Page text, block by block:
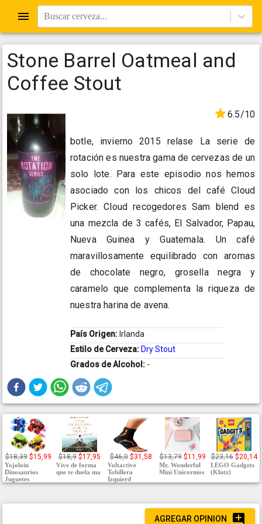
Buscar cerveza...
Stone Barrel Oatmeal and
Coffee Stout
6.5/10
botle, invierno 2015 relase La serie de
rotación es nuestra gama de cervezas de un
solo lote. Para este episodio nos hemos
asociado con los chicos del café Cloud
Picker. Cloud recogedores Sam blend es
una mezcla de 3 cafés, El Salvador, Papau,
Nueva Guinea y Guatemala. Un café
maravillosamente equilibrado con aromas
de chocolate negro, grosella negra y
caramelo que complementa la riqueza de
nuestra harina de avena.
País Origen: Irlanda
Estilo de Cerveza: Dry Stout
Grados de Alcohol: -
$18,39 $15,99
Yojoloin
Dinosaurios
Juguetes
$18,9 $17,95
Vive de forma
que te duela ma
$46,0 $31,58
Voltactive
Tobillera
Izquierd
$13,79 $11,99
Mr. Wonderful
Mini Unicornios
$23,16 $20,14
LEGO Gadgets
(Klutz)
AGREGAR OPINION